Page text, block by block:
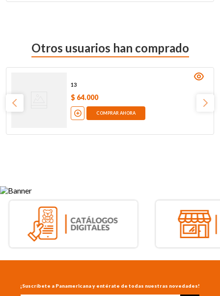
Otros usuarios han comprado
13
$ 64.000
COMPRAR AHORA
¡Suscríbete a Panamericana y entérate de todas nuestras novedades!